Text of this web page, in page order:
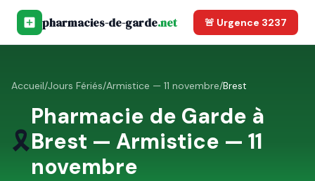
pharmacies-de-garde.net 🚨 Urgence 3237
Accueil/Jours Fériés/Armistice — 11 novembre/Brest
🎗️
Pharmacie de Garde à
Brest — Armistice — 11
novembre